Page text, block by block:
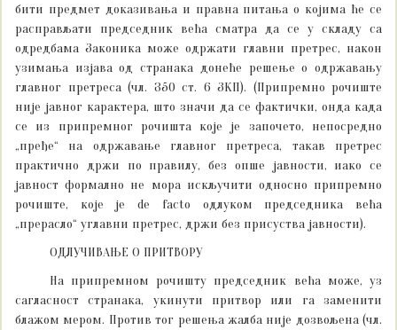
бити предмет доказивања и правна питања о којима ће се
расправљати председник већа сматра да се у складу са
одредбама Законика може одржати главни претрес, након
узимања изјава од странака донеће решење о одржавању
главног претреса (чл. 350 ст. 6 ЗКП). (Припремно рочиште
није јавног карактера, што значи да се фактички, онда када
се из припремног рочишта које је започето, непосредно
„пређе“ на одржавање главног претреса, такав претрес
практично држи по правилу, без опше јавности, иако се
јавност формално не мора искључити односно припремно
рочиште, које је de facto одлуком председника већа
„прерасло“ углавни претрес, држи без присуства јавности).
ОДЛУЧИВАЊЕ О ПРИТВОРУ
На припремном рочишту председник већа може, уз
сагласност странака, укинути притвор или га заменити
блажом мером. Против тог решења жалба није дозвољена (чл.